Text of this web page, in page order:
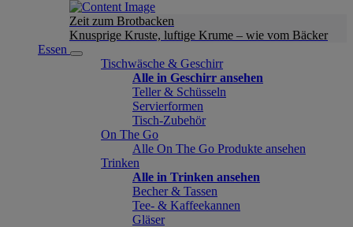
Zeit zum Brotbacken
Knusprige Kruste, luftige Krume – wie vom Bäcker
Essen
Tischwäsche & Geschirr
Alle in Geschirr ansehen
Teller & Schüsseln
Servierformen
Tisch-Zubehör
On The Go
Alle On The Go Produkte ansehen
Trinken
Alle in Trinken ansehen
Becher & Tassen
Tee- & Kaffeekannen
Gläser